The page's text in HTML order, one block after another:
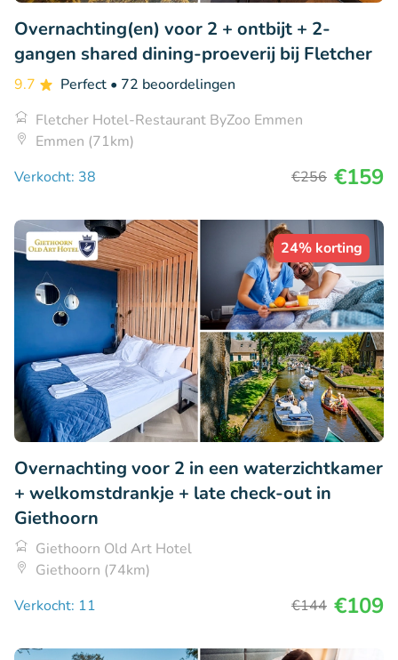
Overnachting(en) voor 2 + ontbijt + 2-
gangen shared dining-proeverij bij Fletcher
9.7 Perfect • 72 beoordelingen
Fletcher Hotel-Restaurant ByZoo Emmen
Emmen (71km)
Verkocht: 38
€256 €159
24% korting
Overnachting voor 2 in een waterzichtkamer
+ welkomstdrankje + late check-out in
Giethoorn
Giethoorn Old Art Hotel
Giethoorn (74km)
Verkocht: 11
€144 €109